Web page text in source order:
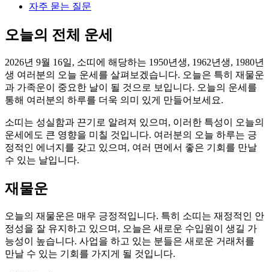
자주 묻는 질문
오늘의 전체 운세
2026년 9월 16일, 소띠에 해당하는 1950년생, 1962년생, 1980년
생 여러분의 오늘 운세를 살펴보겠습니다. 오늘은 특히 재물운
과 가족운이 중요한 날이 될 것으로 보입니다. 오늘의 운세를
통해 여러분의 하루를 더욱 의미 있게 만들어보세요.
소띠는 성실함과 끈기로 알려져 있으며, 이러한 특성이 오늘의
운세에도 큰 영향을 미칠 것입니다. 여러분의 오늘 하루는 긍
정적인 에너지를 갖고 있으며, 여러 면에서 좋은 기회를 만날
수 있는 날입니다.
재물운
오늘의 재물운은 매우 긍정적입니다. 특히 소띠는 재정적인 안
정성을 잘 유지하고 있으며, 오늘은 새로운 수입원이 생길 가
능성이 높습니다. 사업을 하고 있는 분들은 새로운 거래처를
만날 수 있는 기회를 가지게 될 것입니다.